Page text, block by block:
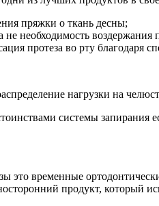
пряжки о ткань десны;
не необходимость воздержания
протеза во рту благодаря
нагрузки на
системы запирания
это временные
продукт, который